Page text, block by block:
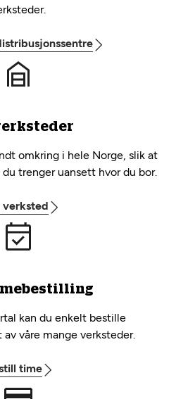
omkring i hele Norge, slik at
trenger uansett hvor du bor.
verksted
kan du enkelt bestille
våre mange verksteder.
time